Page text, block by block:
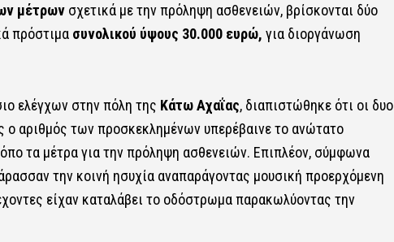
μέτρων σχετικά με την πρόληψη ασθενειών, βρίσκονται δύο
πρόστιμα συνολικού ύψους 30.000 ευρώ, για διοργάνωση
ελέγχων στην πόλη της Κάτω Αχαΐας, διαπιστώθηκε ότι οι δυο
ο αριθμός των προσκεκλημένων υπερέβαινε το ανώτατο
τα μέτρα για την πρόληψη ασθενειών. Επιπλέον, σύμφωνα
την κοινή ησυχία αναπαράγοντας μουσική προερχόμενη
είχαν καταλάβει το οδόστρωμα παρακωλύοντας την